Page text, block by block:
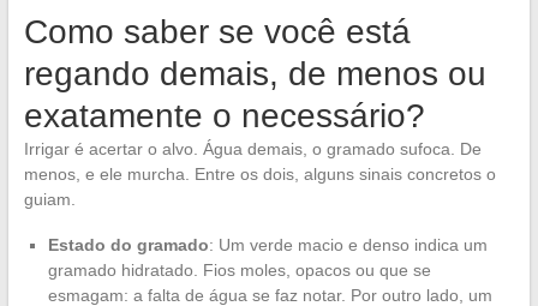
Como saber se você está
regando demais, de menos ou
exatamente o necessário?
Irrigar é acertar o alvo. Água demais, o gramado sufoca. De
menos, e ele murcha. Entre os dois, alguns sinais concretos o
guiam.
Estado do gramado: Um verde macio e denso indica um
gramado hidratado. Fios moles, opacos ou que se
esmagam: a falta de água se faz notar. Por outro lado, um